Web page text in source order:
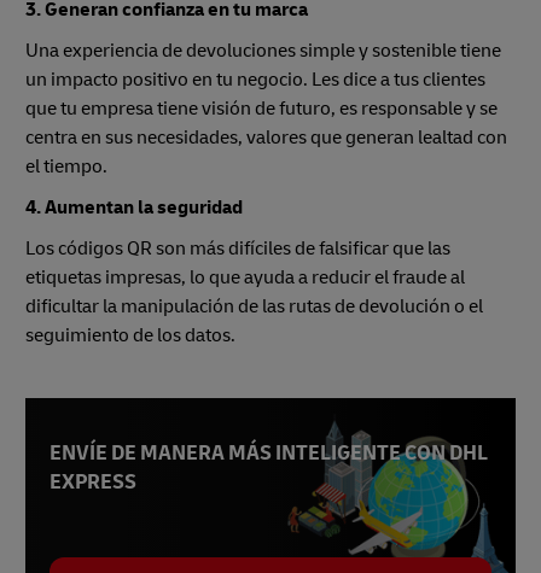
3. Generan confianza en tu marca
Una experiencia de devoluciones simple y sostenible tiene
un impacto positivo en tu negocio. Les dice a tus clientes
que tu empresa tiene visión de futuro, es responsable y se
centra en sus necesidades, valores que generan lealtad con
el tiempo.
4. Aumentan la seguridad
Los códigos QR son más difíciles de falsificar que las
etiquetas impresas, lo que ayuda a reducir el fraude al
dificultar la manipulación de las rutas de devolución o el
seguimiento de los datos.
ENVÍE DE MANERA MÁS INTELIGENTE CON DHL
EXPRESS